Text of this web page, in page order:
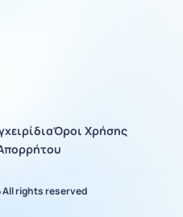
Όροι Χρήσης
rights reserved